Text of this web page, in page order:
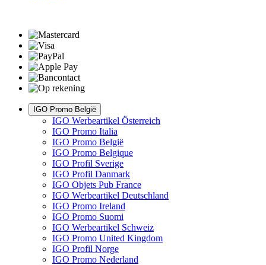
IGO Promo België
IGO Werbeartikel Österreich
IGO Promo Italia
IGO Promo België
IGO Promo Belgique
IGO Profil Sverige
IGO Profil Danmark
IGO Objets Pub France
IGO Werbeartikel Deutschland
IGO Promo Ireland
IGO Promo Suomi
IGO Werbeartikel Schweiz
IGO Promo United Kingdom
IGO Profil Norge
IGO Promo Nederland